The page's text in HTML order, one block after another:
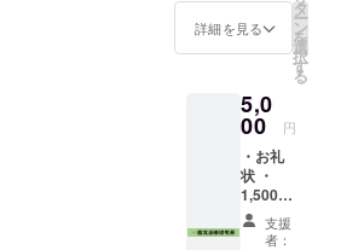
詳細を見る
タ
ー
ン
を
選
択
す
る
5,0
00 円
・お礼
状 ・
1,500円
割引券
・パト
支援
者：